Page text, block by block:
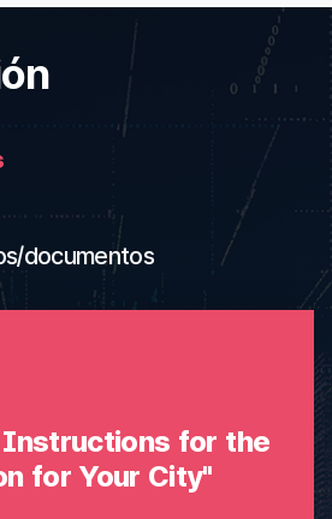
for the
for Your City"
documentos